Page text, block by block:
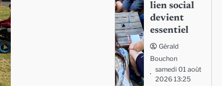
lien social
devient
essentiel
Gérald
Bouchon
samedi 01 août
2026 13:25